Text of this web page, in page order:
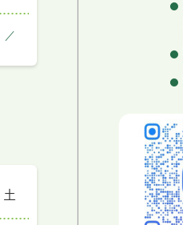
／
土